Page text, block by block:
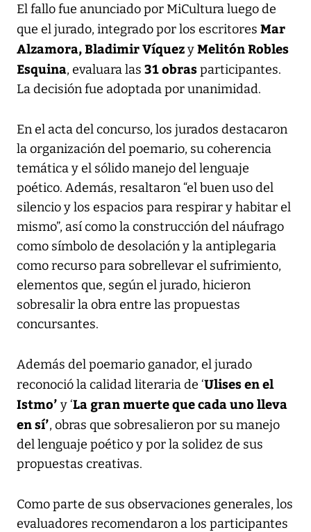
El fallo fue anunciado por MiCultura luego de
que el jurado, integrado por los escritores Mar
Alzamora, Bladimir VíquezyMelitón Robles
Esquina, evaluara las 31 obrasparticipantes.
La decisión fue adoptada por unanimidad.
En el acta del concurso, los jurados destacaron
la organización del poemario, su coherencia
temática y el sólido manejo del lenguaje
poético. Además, resaltaron “el buen uso del
silencio y los espacios para respirar y habitar el
mismo”, así como la construcción del náufrago
como símbolo de desolación y la antiplegaria
como recurso para sobrellevar el sufrimiento,
elementos que, según el jurado, hicieron
sobresalir la obra entre las propuestas
concursantes.
Además del poemario ganador, el jurado
reconoció la calidad literaria de ‘Ulises en el
Istmo’ y ‘La gran muerte que cada uno lleva
en sí’, obras que sobresalieron por su manejo
del lenguaje poético y por la solidez de sus
propuestas creativas.
Como parte de sus observaciones generales, los
evaluadores recomendaron a los participantes